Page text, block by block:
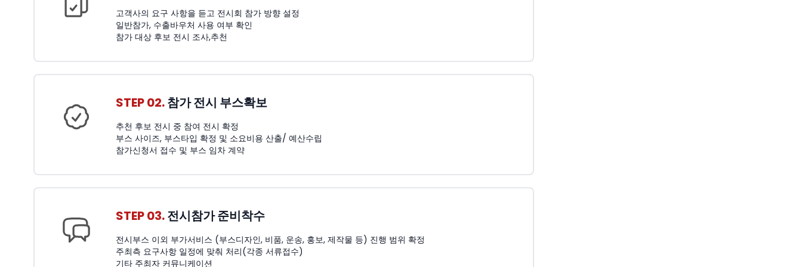
고객사의 요구 사항을 듣고 전시회 참가 방향 설정
일반참가, 수출바우처 사용 여부 확인
참가 대상 후보 전시 조사,추천
STEP 02.참가 전시 부스확보
추천 후보 전시 중 참여 전시 확정
부스 사이즈, 부스타입 확정 및 소요비용 산출/ 예산수립
참가신청서 접수 및 부스 임차 계약
STEP 03.전시참가 준비착수
전시부스 이외 부가서비스 (부스디자인, 비품, 운송, 홍보, 제작물 등) 진행 범위 확정
주최측 요구사항 일정에 맞춰 처리(각종 서류접수)
기타 주최자 커뮤니케이션